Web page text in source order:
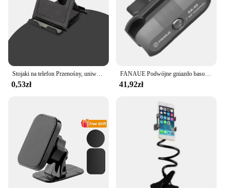
0,53zł
FANAUE Podwójne gniazdo basowe Podpórka na ramię Samochodowy uchwyt na telefon komórkowy Motocykl Motocykl 1-calowy echosonda z kulką do montażu Ram
41,92zł